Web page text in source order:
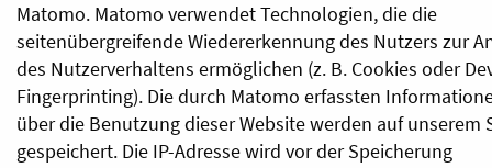
Matomo. Matomo verwendet Technologien, die die
seitenübergreifende Wiedererkennung des Nutzers zur
des Nutzerverhaltens ermöglichen (z. B. Cookies oder
Fingerprinting). Die durch Matomo erfassten
über die Benutzung dieser Website werden auf unserem
gespeichert. Die IP-Adresse wird vor der Speicherung